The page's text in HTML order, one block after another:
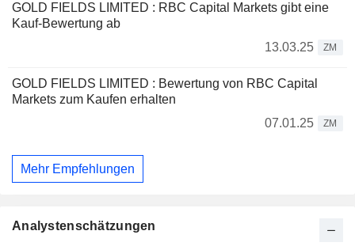
GOLD FIELDS LIMITED : RBC Capital Markets gibt eine
Kauf-Bewertung ab
13.03.25
ZM
GOLD FIELDS LIMITED : Bewertung von RBC Capital
Markets zum Kaufen erhalten
07.01.25
ZM
Mehr Empfehlungen
Analystenschätzungen